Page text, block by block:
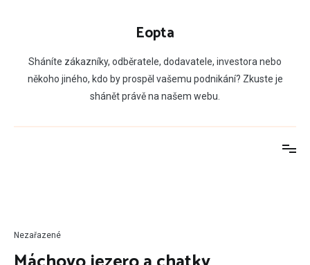
Eopta
Sháníte zákazníky, odběratele, dodavatele, investora nebo
někoho jiného, kdo by prospěl vašemu podnikání? Zkuste je
shánět právě na našem webu.
Nezařazené